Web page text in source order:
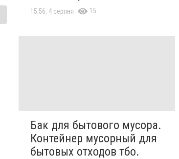
15:56, 4 серпня 15
Бак для бытового мусора.
Контейнер мусорный для
бытовых отходов тбо.